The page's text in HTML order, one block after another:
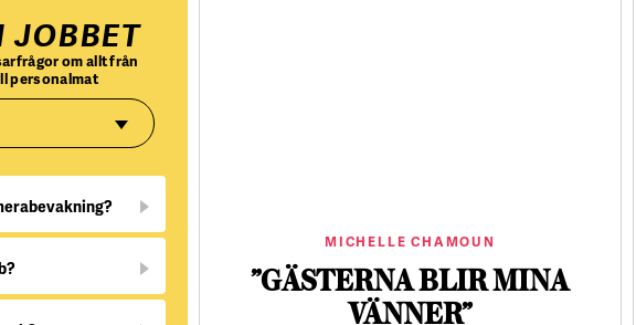
JOBBET
om allt från
personalmat
MICHELLE CHAMOUN
”GÄSTERNA BLIR MINA
VÄNNER”